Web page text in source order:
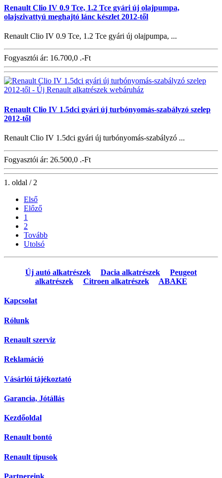
Renault Clio IV 0.9 Tce, 1.2 Tce gyári új olajpumpa,
olajszivattyú meghajtó lánc készlet 2012-től
Renault Clio IV 0.9 Tce, 1.2 Tce gyári új olajpumpa, ...
Fogyasztói ár: 16.700,0 .-Ft
Renault Clio IV 1.5dci gyári új turbónyomás-szabályzó szelep
2012-től
Renault Clio IV 1.5dci gyári új turbónyomás-szabályzó ...
Fogyasztói ár: 26.500,0 .-Ft
1. oldal / 2
Első
Előző
1
2
Tovább
Utolsó
Új autó alkatrészek Dacia alkatrészek
Peugeot
alkatrészek
Citroen alkatrészek ABAKE
Kapcsolat
Rólunk
Renault szerviz
Reklamáció
Vásárlói tájékoztató
Garancia, Jótállás
Kezdőoldal
Renault bontó
Renault típusok
Partnereink